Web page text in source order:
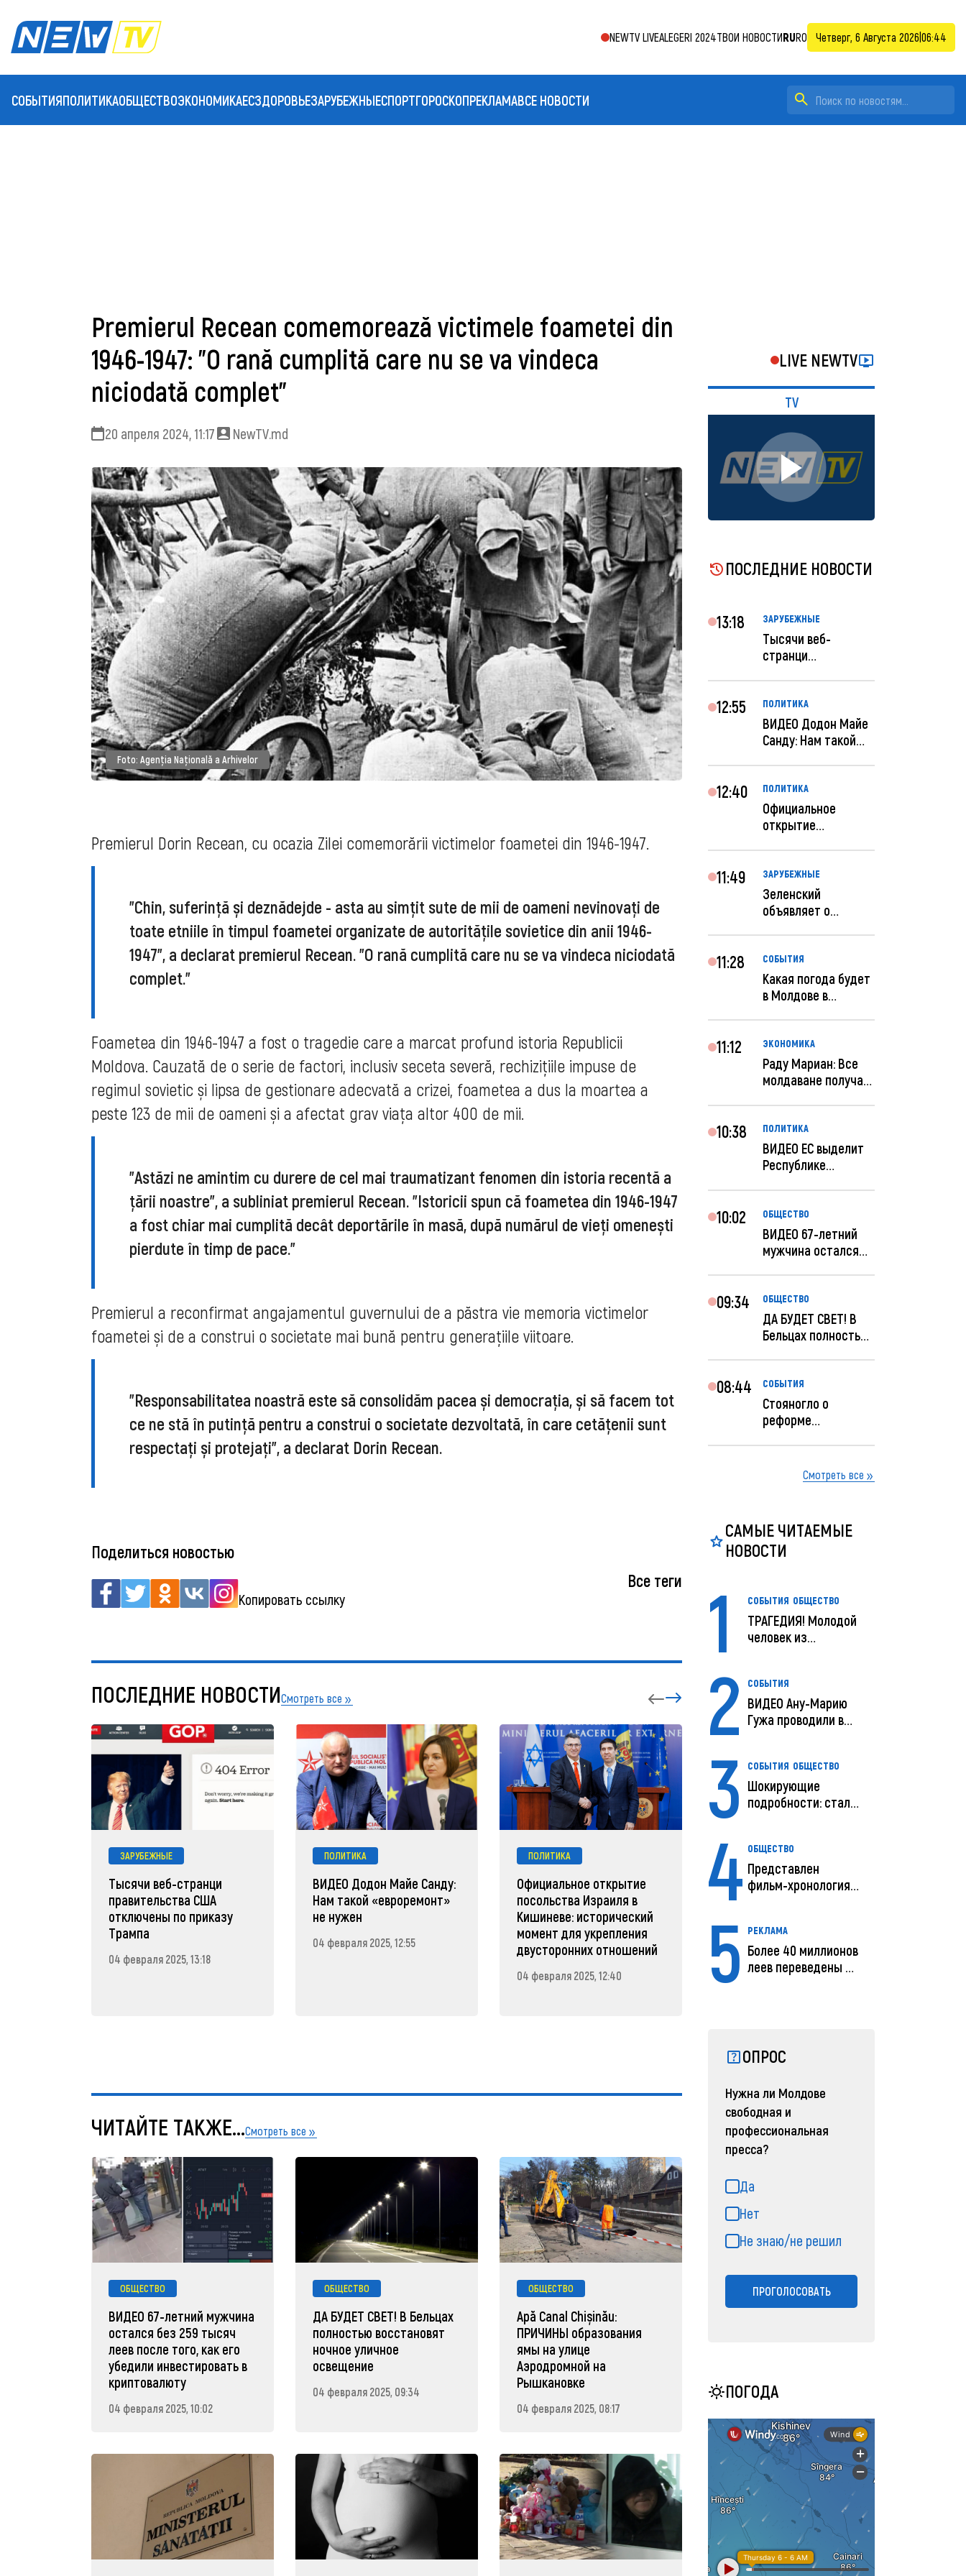
NEWTV LIVEALEGERI 2024ТВОИ НОВОСТИRURO Четверг, 6 Августа 2026 06:44
СОБЫТИЯПОЛИТИКАОБЩЕСТВОЭКОНОМИКАЕСЗДОРОВЬЕЗАРУБЕЖНЫЕСПОРТГОРОСКОПРЕКЛАМАВСЕ НОВОСТИ
Premierul Recean comemorează victimele foametei din
1946-1947: "O rană cumplită care nu se va vindeca
niciodată complet"
20 апреля 2024, 11:17 NewTV.md
Foto: Agenția Națională a Arhivelor
Premierul Dorin Recean, cu ocazia Zilei comemorării victimelor foametei din 1946-1947.
"Chin, suferință și deznădejde - asta au simțit sute de mii de oameni nevinovați de
toate etniile în timpul foametei organizate de autoritățile sovietice din anii 1946-
1947", a declarat premierul Recean. "O rană cumplită care nu se va vindeca niciodată
complet."
Foametea din 1946-1947 a fost o tragedie care a marcat profund istoria Republicii
Moldova. Cauzată de o serie de factori, inclusiv seceta severă, rechizițiile impuse de
regimul sovietic și lipsa de gestionare adecvată a crizei, foametea a dus la moartea a
peste 123 de mii de oameni și a afectat grav viața altor 400 de mii.
"Astăzi ne amintim cu durere de cel mai traumatizant fenomen din istoria recentă a
țării noastre", a subliniat premierul Recean. "Istoricii spun că foametea din 1946-1947
a fost chiar mai cumplită decât deportările în masă, după numărul de vieți omenești
pierdute în timp de pace."
Premierul a reconfirmat angajamentul guvernului de a păstra vie memoria victimelor
foametei și de a construi o societate mai bună pentru generațiile viitoare.
"Responsabilitatea noastră este să consolidăm pacea și democrația, și să facem tot
ce ne stă în putință pentru a construi o societate dezvoltată, în care cetățenii sunt
respectați și protejați", a declarat Dorin Recean.
Поделиться новостью
Копировать ссылку
Все теги
ПОСЛЕДНИЕ НОВОСТИСмотреть все
ЗАРУБЕЖНЫЕ
Тысячи веб-странци
правительства США
отключены по приказу
Трампа
04 февраля 2025, 13:18
ПОЛИТИКА
ВИДЕО Додон Майе Санду:
Нам такой «евроремонт»
не нужен
04 февраля 2025, 12:55
ПОЛИТИКА
Официальное открытие
посольства Израиля в
Кишиневе: исторический
момент для укрепления
двусторонних отношений
04 февраля 2025, 12:40
ЗАРУБЕЖНЫЕ
Зеленский объявляет о
радикальной
04 февраля 2025, 11:49
ЧИТАЙТЕ ТАКЖЕ...Смотреть все
ОБЩЕСТВО
ВИДЕО 67-летний мужчина
остался без 259 тысяч
леев после того, как его
убедили инвестировать в
криптовалюту
04 февраля 2025, 10:02
ОБЩЕСТВО
ДА БУДЕТ СВЕТ! В Бельцах
полностью восстановят
ночное уличное
освещение
04 февраля 2025, 09:34
ОБЩЕСТВО
Apă Canal Chișinău:
ПРИЧИНЫ образования
ямы на улице
Аэродромной на
Рышкановке
04 февраля 2025, 08:17
LIVE NEWTV
TV
ПОСЛЕДНИЕ НОВОСТИ
13:18 ЗАРУБЕЖНЫЕ
Тысячи веб-
странци
12:55 ПОЛИТИКА
ВИДЕО Додон Майе
Санду: Нам такой
12:40 ПОЛИТИКА
Официальное
открытие
Кишиневе: и...
11:49 ЗАРУБЕЖНЫЕ
Зеленский
объявляет о
ар...
11:28 СОБЫТИЯ
Какая погода будет
в Молдове в
11:12 ЭКОНОМИКА
Раду Мариан: Все
молдаване получат
10:38 ПОЛИТИКА
ВИДЕО ЕС выделит
Республике
10:02 ОБЩЕСТВО
ВИДЕО 67-летний
мужчина остался
09:34 ОБЩЕСТВО
ДА БУДЕТ СВЕТ! В
Бельцах полностью
08:44 СОБЫТИЯ
Стояногло о
реформе
реформир...Смотреть все
САМЫЕ ЧИТАЕМЫЕ
НОВОСТИ
1 СОБЫТИЯ ОБЩЕСТВО
ТРАГЕДИЯ! Молодой
человек из
2 СОБЫТИЯ
ВИДЕО Ану-Марию
Гужа проводили в
3 СОБЫТИЯ ОБЩЕСТВО
Шокирующие
подробности: стали
4 ОБЩЕСТВО
Представлен
фильм-хронология
5 РЕКЛАМА
Более 40 миллионов
леев переведены с
ОПРОС
Нужна ли Молдове
свободная и
профессиональная
пресса?
Да
Нет
Не знаю/не решил
ПРОГОЛОСОВАТЬ
ПОГОДА